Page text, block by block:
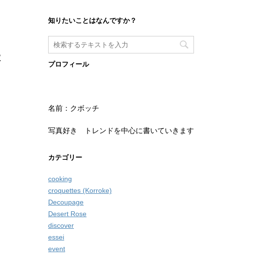
知りたいことはなんですか？
プロフィール
名前：クボッチ
写真好き トレンドを中心に書いていきます
カテゴリー
cooking
croquettes (Korroke)
Decoupage
Desert Rose
discover
essei
event